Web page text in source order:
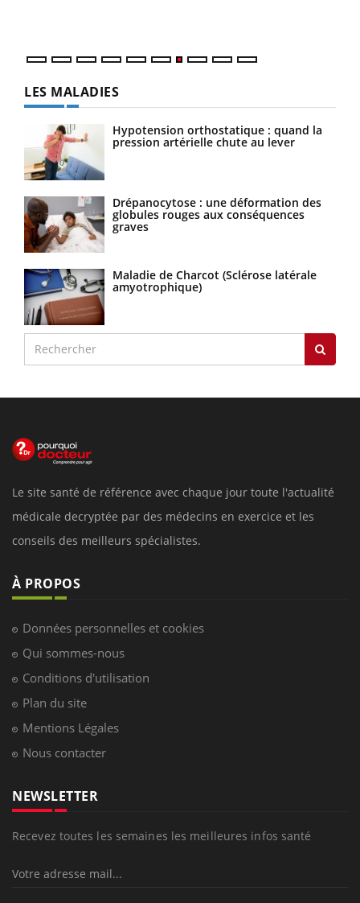
LES MALADIES
Hypotension orthostatique : quand la
pression artérielle chute au lever
Drépanocytose : une déformation des
globules rouges aux conséquences
graves
Maladie de Charcot (Sclérose latérale
amyotrophique)
Le site santé de référence avec chaque jour toute l'actualité
médicale decryptée par des médecins en exercice et les
conseils des meilleurs spécialistes.
À PROPOS
Données personnelles et cookies
Qui sommes-nous
Conditions d'utilisation
Plan du site
Mentions Légales
Nous contacter
NEWSLETTER
Recevez toutes les semaines les meilleures infos santé